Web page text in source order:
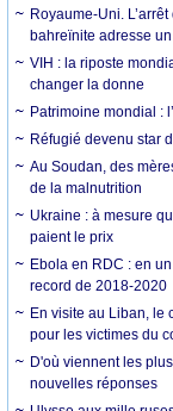
Royaume-Uni.
bahreïnite adresse
VIH : la riposte
changer la donne
Patrimoine mondial :
Réfugié devenu star
Au Soudan, des
de la malnutrition
Ukraine : à mesure
paient le prix
Ebola en RDC : en
record de 2018-2020
En visite au Liban, le
pour les victimes du
D'où viennent les
nouvelles réponses